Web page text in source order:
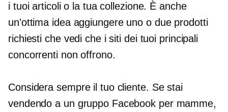
i tuoi articoli o la tua collezione. È anche
un'ottima idea aggiungere uno o due prodotti
richiesti che vedi che i siti dei tuoi principali
concorrenti non offrono.
Considera sempre il tuo cliente. Se stai
vendendo a un gruppo Facebook per mamme,